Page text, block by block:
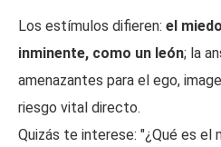
Los estímulos difieren: el
inminente, como un león; la
amenazantes para el ego,
riesgo vital directo.
Quizás te interese: "¿Qué es el